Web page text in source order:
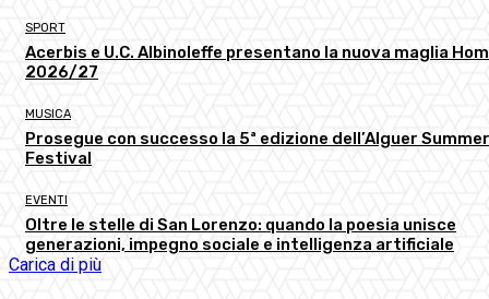
SPORT
Acerbis e U.C. Albinoleffe presentano la nuova maglia
2026/27
MUSICA
Prosegue con successo la 5ª edizione dell’Alguer Summer
Festival
EVENTI
Oltre le stelle di San Lorenzo: quando la poesia unisce
generazioni, impegno sociale e intelligenza artificiale
Carica di più